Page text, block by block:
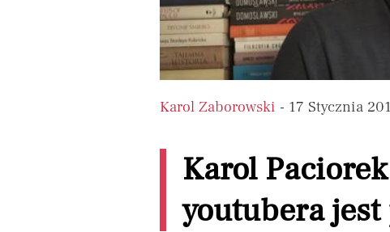
Karol Zaborowski - 17 Stycznia
Karol
youtubera